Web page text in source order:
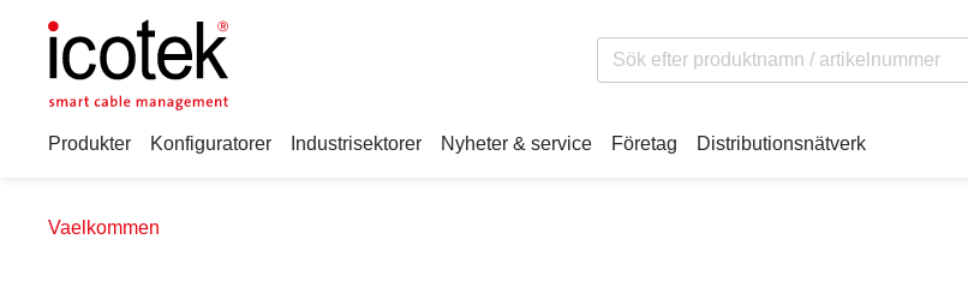
Produkter Konfiguratorer Industrisektorer Nyheter & service Företag Distributionsnätverk
Vaelkommen